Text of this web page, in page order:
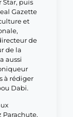
puis
Gazette
et
de
de la
aussi
à rédiger
Dabi.